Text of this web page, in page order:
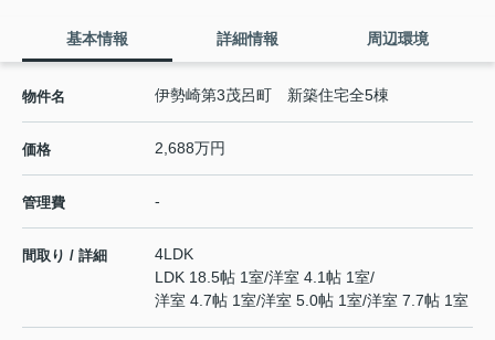
基本情報 詳細情報 周辺環境
物件名 伊勢崎第3茂呂町 新築住宅全5棟
価格 2,688万円
管理費 -
間取り / 詳細
4LDK
LDK 18.5帖 1室/洋室 4.1帖 1室/
洋室 4.7帖 1室/洋室 5.0帖 1室/洋室 7.7帖 1室